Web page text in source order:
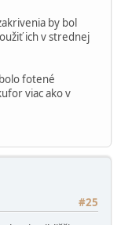
by bol
ich v strednej
fotené
viac ako v
#25